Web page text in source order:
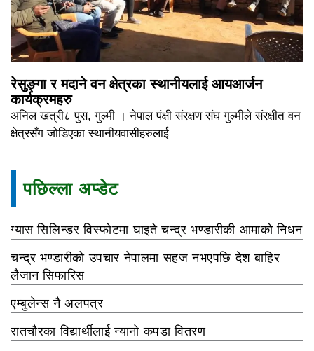
रेसुङ्गा र मदाने वन क्षेत्रका स्थानीयलाई आयआर्जन
कार्यक्रमहरु
अनिल खत्री८ पुस, गुल्मी । नेपाल पंक्षी संरक्षण संघ गुल्मीले संरक्षीत वन
क्षेत्रसँग जोडिएका स्थानीयवासीहरुलाई
पछिल्ला अप्डेट
ग्यास सिलिन्डर विस्फोटमा घाइते चन्द्र भण्डारीकी आमाको निधन
चन्द्र भण्डारीको उपचार नेपालमा सहज नभएपछि देश बाहिर
लैजान सिफारिस
एम्बुलेन्स नै अलपत्र
रातचौरका विद्यार्थीलाई न्यानो कपडा वितरण